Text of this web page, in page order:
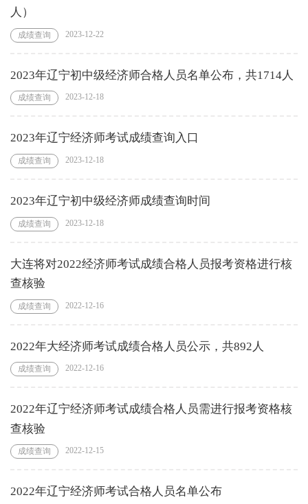
人）
成绩查询 2023-12-22
2023年辽宁初中级经济师合格人员名单公布，共1714人
成绩查询 2023-12-18
2023年辽宁经济师考试成绩查询入口
成绩查询 2023-12-18
2023年辽宁初中级经济师成绩查询时间
成绩查询 2023-12-18
大连将对2022经济师考试成绩合格人员报考资格进行核
查核验
成绩查询 2022-12-16
2022年大经济师考试成绩合格人员公示，共892人
成绩查询 2022-12-16
2022年辽宁经济师考试成绩合格人员需进行报考资格核
查核验
成绩查询 2022-12-15
2022年辽宁经济师考试合格人员名单公布